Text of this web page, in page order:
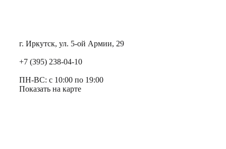
г. Иркутск, ул. 5-ой Армии, 29
+7 (395) 238-04-10
ПН-ВС: с 10:00 по 19:00
Показать на карте